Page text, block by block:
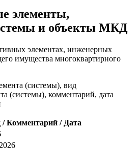
элементы,
и объекты МКД
элементах, инженерных
имущества многоквартирного
(системы), вид
(системы), комментарий, дата
/ Комментарий / Дата